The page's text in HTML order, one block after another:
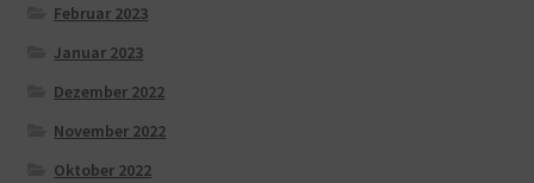
Februar 2023
Januar 2023
Dezember 2022
November 2022
Oktober 2022